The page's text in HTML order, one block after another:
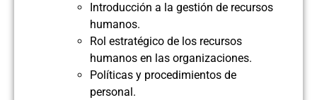
Introducción a la gestión de recursos
humanos.
Rol estratégico de los recursos
humanos en las organizaciones.
Políticas y procedimientos de
personal.